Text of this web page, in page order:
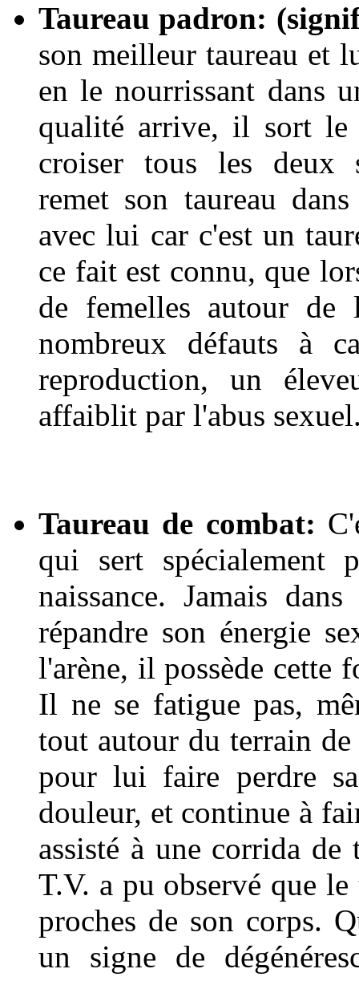
Taureau padron:
son meilleur taureau et
en le nourrissant dans
qualité arrive, il sort le
croiser tous les deux
remet son taureau
avec lui car c'est un
ce fait est connu, que
de femelles autour de
nombreux défauts à
reproduction, un
affaiblit par l'abus
Taureau de combat:
qui sert spécialement
naissance. Jamais
répandre son énergie
l'arène, il possède cette
Il ne se fatigue pas,
tout autour du terrain de
pour lui faire perdre
douleur, et continue à
assisté à une corrida
T.V. a pu observé que le
proches de son corps.
un signe de